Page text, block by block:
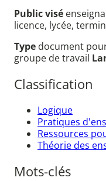
Public visé
licence, lycée,
Type document
groupe de travail
Classification
Logique
Pratiques
Ressources
Théorie des
Mots-clés